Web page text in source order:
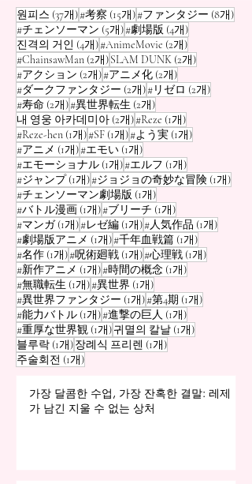
원피스 (37개)게시물 37개
#考察 (15개)게시물 15개
#ファンタジー (8개)게
#チェンソーマン (5개)게시물 5개
#劇場版 (4개)게시물 4개
진격의 거인 (4개)게시물 4개
#AnimeMovie (2개)게시물 2개
#ChainsawMan (2개)게시물 2개
SLAM DUNK (2개)게시물 2개
#アクション (2개)게시물 2개
#アニメ化 (2개)게시물 2개
#ダークファンタジー (2개)게시물 2개
#リゼロ (2개)게시물 2
#寿命 (2개)게시물 2개
#異世界転生 (2개)게시물 2개
내 영웅 아카데미아 (2개)게시물 2개
#Reze (1개)게시물 1개
#Reze-hen (1개)게시물 1개
#SF (1개)게시물 1개
#よう実 (1개)게시물 1개
#アニメ (1개)게시물 1개
#エモい (1개)게시물 1개
#エモーショナル (1개)게시물 1개
#エルフ (1개)게시물 1개
#ジャンプ (1개)게시물 1개
#ジョジョの奇妙な冒険 (1개)게시
#チェンソーマン劇場版 (1개)게시물 1개
#バトル漫画 (1개)게시물 1개
#ブリーチ (1개)게시물 1개
#マンガ (1개)게시물 1개
#レゼ編 (1개)게시물 1개
#人気作品 (1개)게시물
#劇場版アニメ (1개)게시물 1개
#千年血戦篇 (1개)게시물 1개
#名作 (1개)게시물 1개
#呪術廻戦 (1개)게시물 1개
#心理戦 (1개)게시물 1개
#新作アニメ (1개)게시물 1개
#時間の概念 (1개)게시물 1개
#無職転生 (1개)게시물 1개
#異世界 (1개)게시물 1개
#異世界ファンタジー (1개)게시물 1개
#第4期 (1개)게시물 1개
#能力バトル (1개)게시물 1개
#進撃の巨人 (1개)게시물 1개
#重厚な世界観 (1개)게시물 1개
귀멸의 칼날 (1개)게시물 1개
블루락 (1개)게시물 1개
장례식 프리렌 (1개)게시물 1개
주술회전 (1개)게시물 1개
가장 달콤한 수업, 가장 잔혹한 결말: 레제
가 남긴 지울 수 없는 상처